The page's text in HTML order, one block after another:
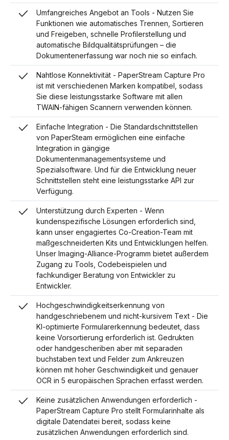
Umfangreiches Angebot an Tools - Nutzen Sie
Funktionen wie automatisches Trennen, Sortieren
und Freigeben, schnelle Profilerstellung und
automatische Bildqualitätsprüfungen – die
Dokumentenerfassung war noch nie so einfach.
Nahtlose Konnektivität - PaperStream Capture Pro
ist mit verschiedenen Marken kompatibel, sodass
Sie diese leistungsstarke Software mit allen
TWAIN-fähigen Scannern verwenden können.
Einfache Integration - Die Standardschnittstellen
von PaperSteam ermöglichen eine einfache
Integration in gängige
Dokumentenmanagementsysteme und
Spezialsoftware. Und für die Entwicklung neuer
Schnittstellen steht eine leistungsstarke API zur
Verfügung.
Unterstützung durch Experten - Wenn
kundenspezifische Lösungen erforderlich sind,
kann unser engagiertes Co-Creation-Team mit
maßgeschneiderten Kits und Entwicklungen helfen.
Unser Imaging-Alliance-Programm bietet außerdem
Zugang zu Tools, Codebeispielen und
fachkundiger Beratung von Entwickler zu
Entwickler.
Hochgeschwindigkeitserkennung von
handgeschriebenem und nicht-kursivem Text - Die
KI-optimierte Formularerkennung bedeutet, dass
keine Vorsortierung erforderlich ist. Gedrukten
oder handgescheriben aber mit separaden
buchstaben text und Felder zum Ankreuzen
können mit hoher Geschwindigkeit und genauer
OCR in 5 europäischen Sprachen erfasst werden.
Keine zusätzlichen Anwendungen erforderlich -
PaperStream Capture Pro stellt Formularinhalte als
digitale Datendatei bereit, sodass keine
zusätzlichen Anwendungen erforderlich sind.